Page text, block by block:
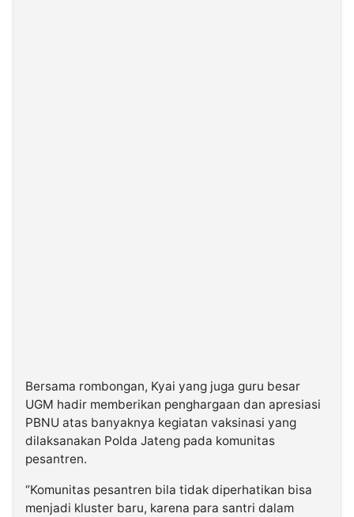
Bersama rombongan, Kyai yang juga guru besar
UGM hadir memberikan penghargaan dan apresiasi
PBNU atas banyaknya kegiatan vaksinasi yang
dilaksanakan Polda Jateng pada komunitas
pesantren.
“Komunitas pesantren bila tidak diperhatikan bisa
menjadi kluster baru, karena para santri dalam